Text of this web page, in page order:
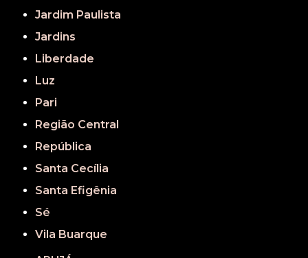
Jardim Paulista
Jardins
Liberdade
Luz
Pari
Região Central
República
Santa Cecília
Santa Efigênia
Sé
Vila Buarque